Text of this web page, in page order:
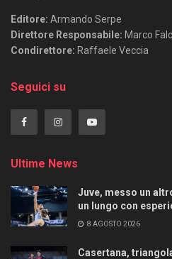
Editore: Armando Serpe
Direttore Responsabile: Marco
Condirettore: Raffaele Veccia
Seguici su
Ultime News
Juve, messo un
un lungo con
8 AGOSTO 2026
Casertana,